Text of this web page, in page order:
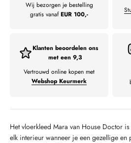
Wij bezorgen je bestelling
gratis vanafEUR 100,-
Klanten beoordelen ons
met een 9,3
Vertrouwd online kopen met
Webshop Keurmerk
Het vloerkleed Mara van House Doctor
elk interieur wanneer je een gezellige